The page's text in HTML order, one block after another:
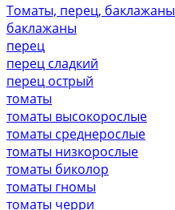
Томаты, перец, баклажаны
баклажаны
перец
перец сладкий
перец острый
томаты
томаты высокорослые
томаты среднерослые
томаты низкорослые
томаты биколор
томаты гномы
томаты черри